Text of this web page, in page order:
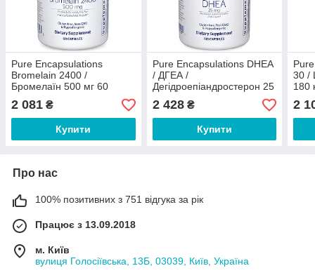
Pure Encapsulations
Bromelain 2400 /
Бромелаїн 500 мг 60
капсул
2 081 ₴
Купити
Pure Encapsulations DHEA
/ ДГЕА /
Дегідроепіандростерон 25
мг 180 капсул
2 428₴
Купити
30 /
180
2
Про нас
100% позитивних з 751 відгука за рік
Працює з 13.09.2018
м. Київ
вулиця Голосіївська, 13Б, 03039, Київ, Україна